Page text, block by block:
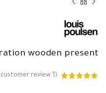
wooden present
(
1